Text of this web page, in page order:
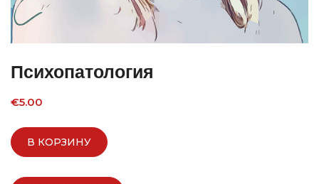
Психопатология
€5.00
В КОРЗИНУ